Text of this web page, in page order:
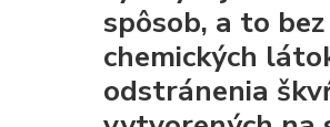
spôsob, a to
chemických
odstránenia